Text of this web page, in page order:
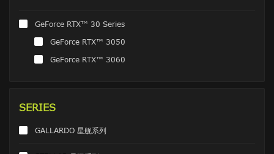
GeForce RTX™ 30 Series
GeForce RTX™ 3050
GeForce RTX™ 3060
SERIES
GALLARDO 星舰系列